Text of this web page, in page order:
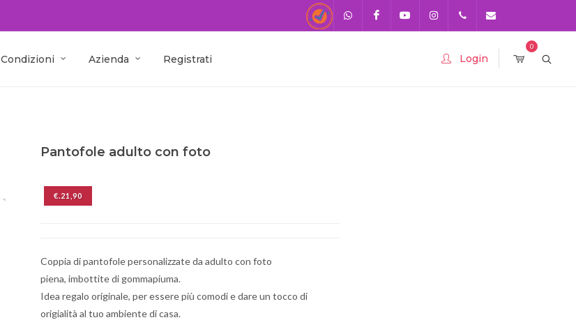
Condizioni Azienda Registrati
0
Login
Pantofole adulto con foto
€.21,90
Coppia di pantofole personalizzate da adulto con foto
piena, imbottite di gommapiuma.
Idea regalo originale, per essere più comodi e dare un tocco di
origialità al tuo ambiente di casa.